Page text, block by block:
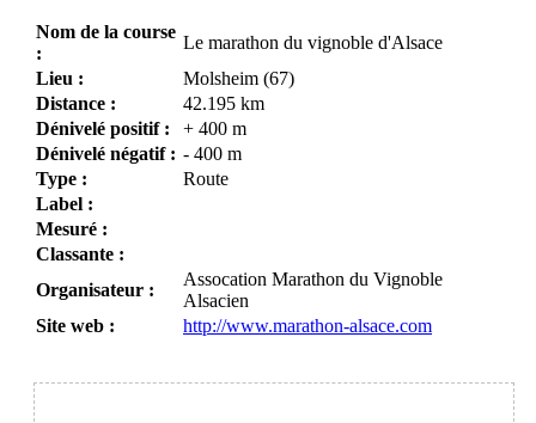
Nom de la course
:
Le marathon du vignoble d'Alsace
Lieu :
Molsheim (67)
Distance :
42.195 km
Dénivelé positif :
+ 400 m
Dénivelé négatif : - 400 m
Type :
Route
Label :
Mesuré :
Classante :
Organisateur :
Assocation Marathon du Vignoble
Alsacien
Site web :
http://www.marathon-alsace.com